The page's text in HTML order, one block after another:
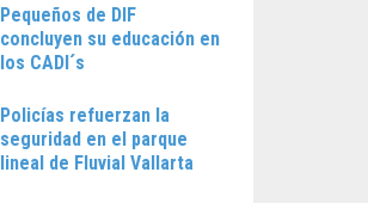
Pequeños de DIF
concluyen su educación en
los CADI´s
Policías refuerzan la
seguridad en el parque
lineal de Fluvial Vallarta